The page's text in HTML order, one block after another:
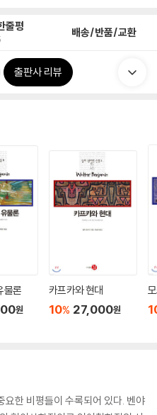
줄평 배송/반품/교환
출판사 리뷰
물론
원
카프카와 현대
10% 27,000원
한 비평들이 수록되어 있다. 벤야